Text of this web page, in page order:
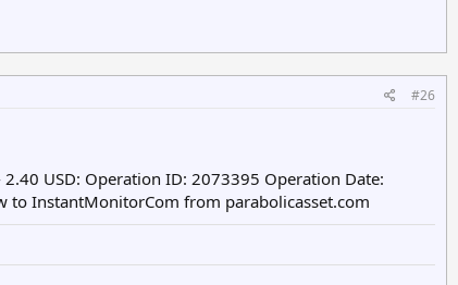
#26
USD: Operation ID: 2073395 Operation Date:
to InstantMonitorCom from parabolicasset.com